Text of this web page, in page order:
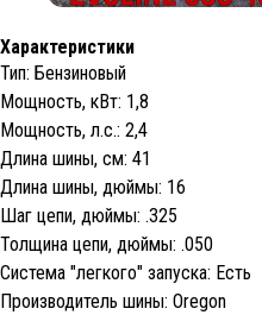
Характеристики
Тип: Бензиновый
Мощность, кВт: 1,8
Мощность, л.с.: 2,4
Длина шины, см: 41
Длина шины, дюймы: 16
Шаг цепи, дюймы: .325
Толщина цепи, дюймы: .050
Система "легкого" запуска: Есть
Производитель шины: Oregon